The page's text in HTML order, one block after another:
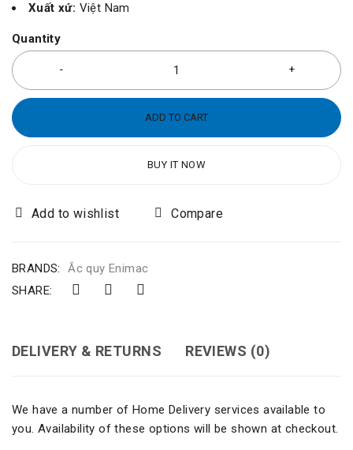
Xuất xứ: Việt Nam
Quantity
ADD TO CART
BUY IT NOW
Compare
BRANDS:
Ắc quy Enimac
SHARE:
DELIVERY & RETURNS REVIEWS (0)
We have a number of Home Delivery services available to
you. Availability of these options will be shown at checkout.